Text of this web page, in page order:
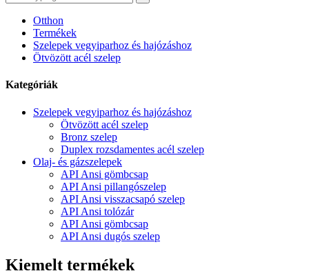
Otthon
Termékek
Szelepek vegyiparhoz és hajózáshoz
Ötvözött acél szelep
Kategóriák
Szelepek vegyiparhoz és hajózáshoz
Ötvözött acél szelep
Bronz szelep
Duplex rozsdamentes acél szelep
Olaj- és gázszelepek
API Ansi gömbcsap
API Ansi pillangószelep
API Ansi visszacsapó szelep
API Ansi tolózár
API Ansi gömbcsap
API Ansi dugós szelep
Kiemelt termékek